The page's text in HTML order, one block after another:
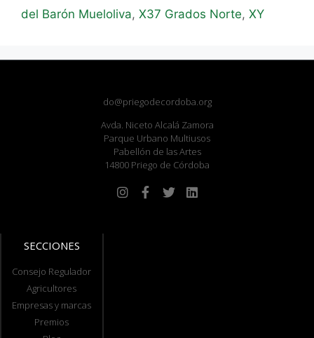
del Barón Mueloliva, X37 Grados Norte, XY
do@priegodecordoba.org
Avda. Niceto Alcalá Zamora
Parque Urbano Multiusos
Pabellón de las Artes
14800 Priego de Córdoba
SECCIONES
Consejo Regulador
Agricultores
Empresas y marcas
Premios